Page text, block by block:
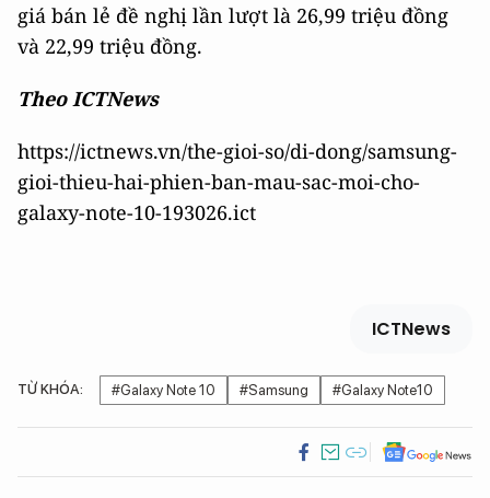
giá bán lẻ đề nghị lần lượt là 26,99 triệu đồng
và 22,99 triệu đồng.
Theo ICTNews
https://ictnews.vn/the-gioi-so/di-dong/samsung-
gioi-thieu-hai-phien-ban-mau-sac-moi-cho-
galaxy-note-10-193026.ict
ICTNews
TỪ KHÓA: #Galaxy Note 10 #Samsung #Galaxy Note10